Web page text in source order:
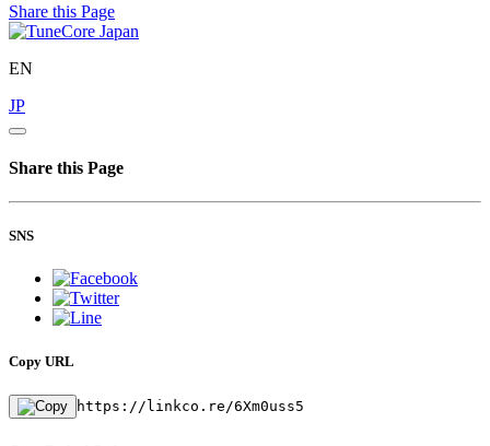
Share this Page
EN
JP
Share this Page
SNS
Copy URL
https://linkco.re/6Xm0uss5